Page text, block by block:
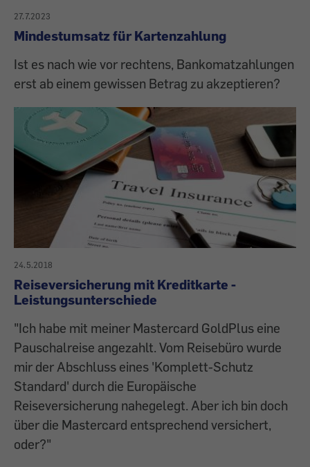
27.7.2023
Mindestumsatz für Kartenzahlung
Ist es nach wie vor rechtens, Bankomatzahlungen
erst ab einem gewissen Betrag zu akzeptieren?
24.5.2018
Reiseversicherung mit Kreditkarte -
Leistungsunterschiede
"Ich habe mit meiner Mastercard GoldPlus eine
Pauschalreise angezahlt. Vom Reisebüro wurde
mir der Abschluss eines 'Komplett-Schutz
Standard' durch die Europäische
Reiseversicherung nahegelegt. Aber ich bin doch
über die Mastercard entsprechend versichert,
oder?"